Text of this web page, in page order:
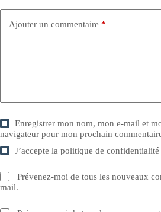
Ajouter un commentaire *
Enregistrer mon nom, mon e-mail et
navigateur pour mon prochain
J’accepte lapolitique de confidentialité
Prévenez-moi de tous les nouveaux
mail.